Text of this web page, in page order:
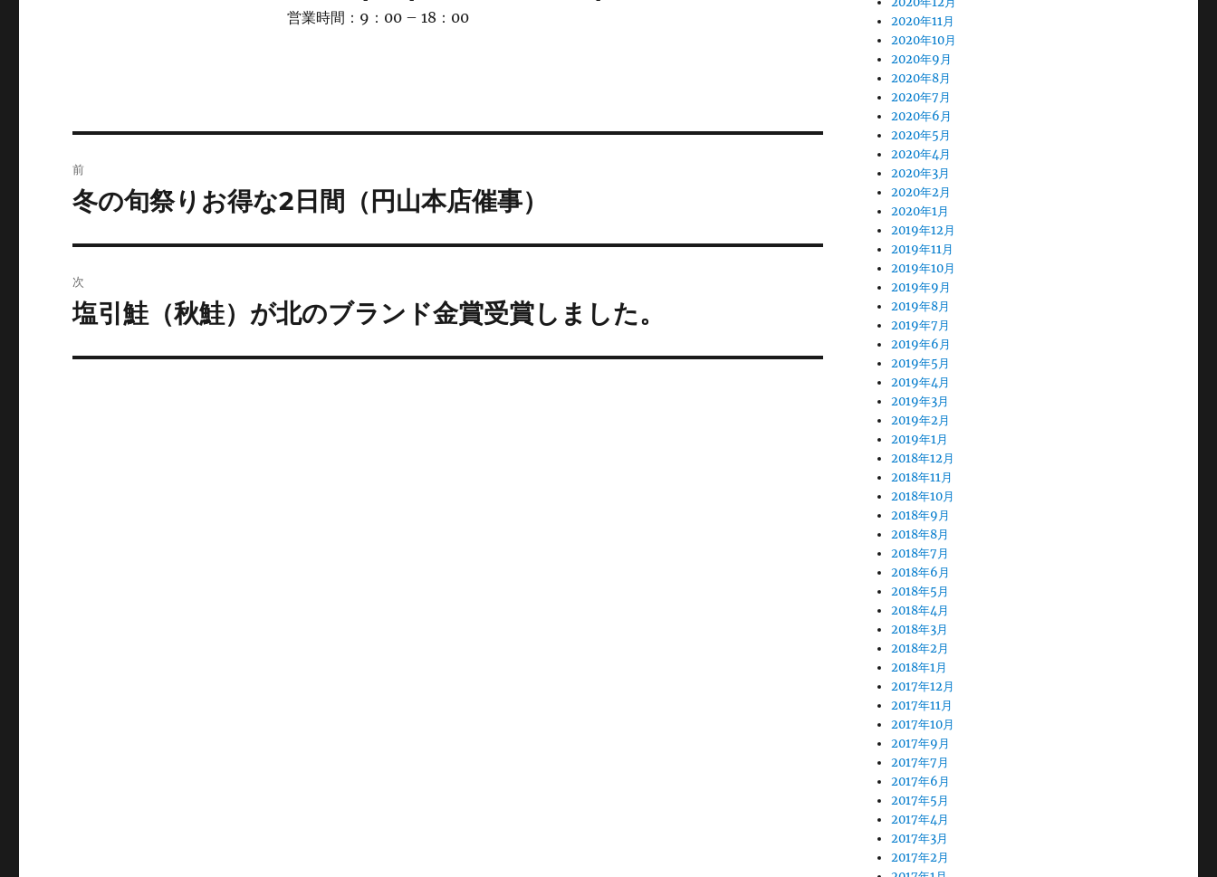
営業時間：9：00 – 18：00
稿
ゲ
前
前
投
稿:
冬の旬祭りお得な2日間（円山本店催事）
次
次
投
塩引鮭（秋鮭）が北のブランド金賞受賞しました。
2020年11月
2020年10月
2020年9月
2020年8月
2020年7月
2020年6月
2020年5月
2020年4月
2020年3月
2020年2月
2020年1月
2019年12月
2019年11月
2019年10月
2019年9月
2019年8月
2019年7月
2019年6月
2019年5月
2019年4月
2019年3月
2019年2月
2019年1月
2018年12月
2018年11月
2018年10月
2018年9月
2018年8月
2018年7月
2018年6月
2018年5月
2018年4月
2018年3月
2018年2月
2018年1月
2017年12月
2017年11月
2017年10月
2017年9月
2017年7月
2017年6月
2017年5月
2017年4月
2017年3月
2017年2月